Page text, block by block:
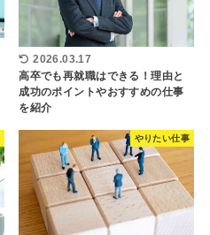
2026.03.17
高卒でも再就職はできる！理由と
成功のポイントやおすすめの仕事
を紹介
やりたい仕事